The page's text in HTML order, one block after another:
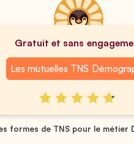
Gratuit et sans
Les mutuelles TNS
formes de TNS pour le métier